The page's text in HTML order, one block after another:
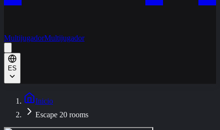
MultijugadorMultijugador
ES
Inicio
Escape 20 rooms